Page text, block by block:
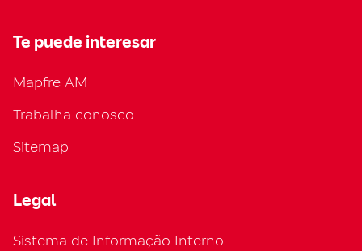
Te puede interesar
Mapfre AM
Trabalha conosco
Sitemap
Legal
Sistema de Informação Interno